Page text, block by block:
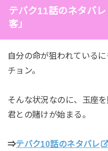
テバク11話のネタバ
客」
自分の命が狙われている
チョン。
そんな状況なのに、玉座
君との賭けが始まる。
⇒テバク10話のネタバレ